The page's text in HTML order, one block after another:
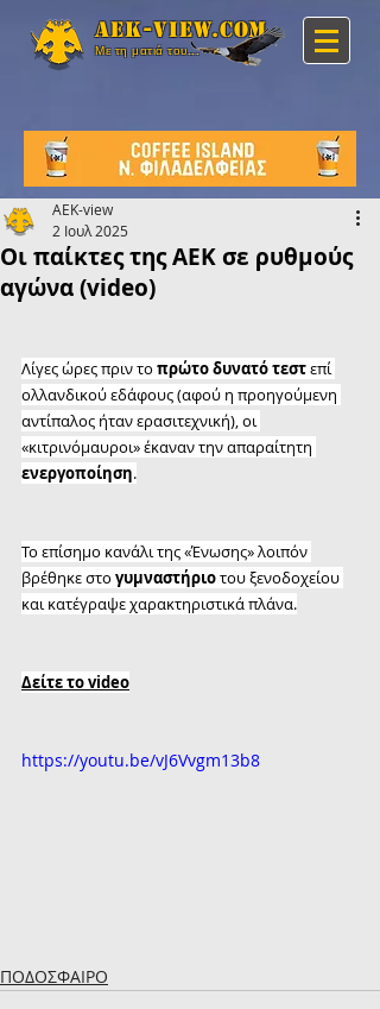
Aek-view.com
Με τη ματιά του...
Οι παίκτες της ΑΕΚ σε ρυθμούς
αγώνα (video)
AEK-view
2 Ιουλ 2025
Λίγες ώρες πριν το πρώτο δυνατό τεστ επί
ολλανδικού εδάφους (αφού η προηγούμενη
αντίπαλος ήταν ερασιτεχνική), οι
«κιτρινόμαυροι» έκαναν την απαραίτητη
ενεργοποίηση.
Το επίσημο κανάλι της «Ένωσης» λοιπόν
βρέθηκε στο γυμναστήριο του ξενοδοχείου
και κατέγραψε χαρακτηριστικά πλάνα.
Δείτε το video
https://youtu.be/vJ6Vvgm13b8
ΠΟΔΟΣΦΑΙΡΟ